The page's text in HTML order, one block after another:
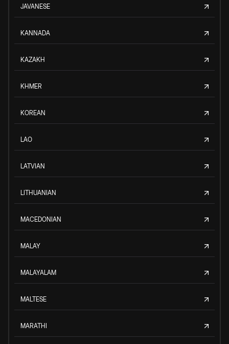
JAVANESE
KANNADA
KAZAKH
KHMER
KOREAN
LAO
LATVIAN
LITHUANIAN
MACEDONIAN
MALAY
MALAYALAM
MALTESE
MARATHI